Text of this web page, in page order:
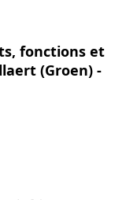
fonctions et
(Groen) -